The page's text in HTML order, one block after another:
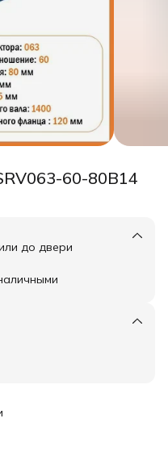
60-80B14
до двери